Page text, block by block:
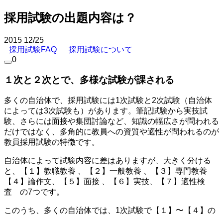
採用試験の出題内容は？
2015 12/25
採用試験FAQ
採用試験について
0
１次と２次とで、多様な試験が課される
多くの自治体で、採用試験には1次試験と2次試験（自治体
によっては3次試験も）があります。筆記試験から実技試
験、さらには面接や集団討論など、知識の幅広さが問われる
だけではなく、多角的に教員への資質や適性が問われるのが
教員採用試験の特徴です。
自治体によって試験内容に差はありますが、大きく分ける
と、【１】教職教養 、【２】一般教養 、【３】専門教養
【４】論作文、【５】面接 、【６】実技、【７】適性検
査 の7つです。
このうち、多くの自治体では、1次試験で【１】〜【４】の